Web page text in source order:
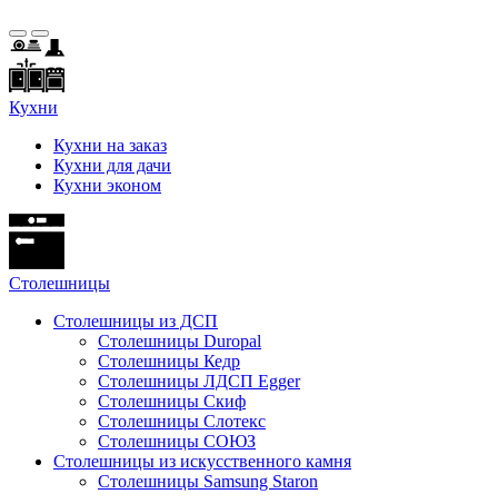
Кухни
Кухни на заказ
Кухни для дачи
Кухни эконом
Cтолешницы
Столешницы из ДСП
Столешницы Duropal
Столешницы Кедр
Столешницы ЛДСП Egger
Столешницы Скиф
Столешницы Слотекс
Столешницы СОЮЗ
Столешницы из искусственного камня
Столешницы Samsung Staron